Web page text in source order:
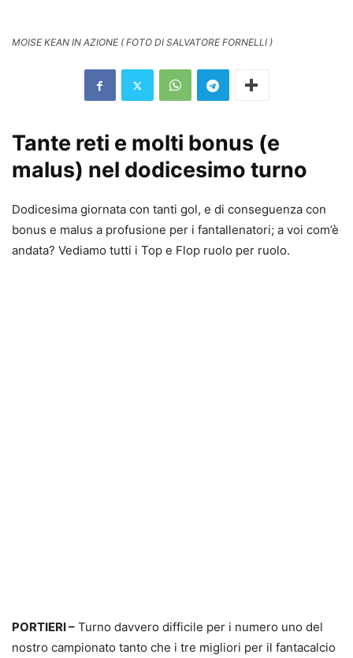
MOISE KEAN IN AZIONE ( FOTO DI SALVATORE FORNELLI )
Tante reti e molti bonus (e
malus) nel dodicesimo turno
Dodicesima giornata con tanti gol, e di conseguenza con
bonus e malus a profusione per i fantallenatori; a voi com’è
andata? Vediamo tutti i Top e Flop ruolo per ruolo.
PORTIERI – Turno davvero difficile per i numero uno del
nostro campionato tanto che i tre migliori per il fantacalcio